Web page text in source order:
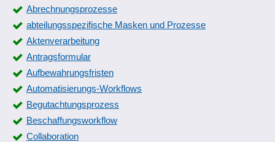
Abrechnungsprozesse
abteilungsspezifische Masken und Prozesse
Aktenverarbeitung
Antragsformular
Aufbewahrungsfristen
Automatisierungs-Workflows
Begutachtungsprozess
Beschaffungsworkflow
Collaboration